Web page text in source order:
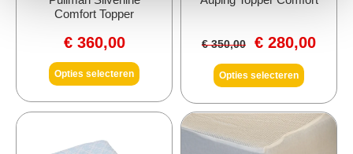
Comfort Topper
€360,00
Opties selecteren
€350,00 € 280,00
Opties selecteren